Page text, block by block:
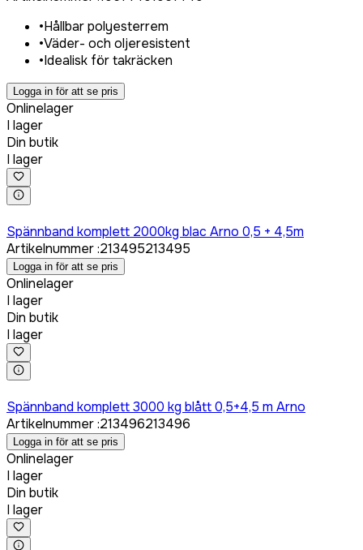
•Hållbar polyesterrem
•Väder- och oljeresistent
•Idealisk för takräcken
Logga in för att se pris
Onlinelager
I lager
Din butik
I lager
Spännband komplett 2000kg blac Arno 0,5 + 4,5m
Artikelnummer:213495213495
Logga in för att se pris
Onlinelager
I lager
Din butik
I lager
Spännband komplett 3000 kg blått 0,5+4,5 m Arno
Artikelnummer:213496213496
Logga in för att se pris
Onlinelager
I lager
Din butik
I lager